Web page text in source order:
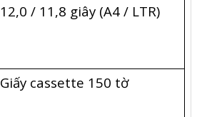
12,0 / 11,8 giây (A4 / LTR)
Giấy cassette 150 tờ